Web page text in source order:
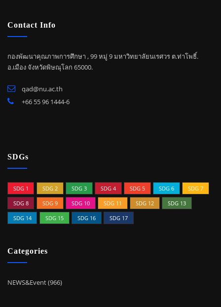
Contact Info
กองพัฒนาคุณภาพการศึกษา , 99 หมู่ 9 มหาวิทยาลัยนเรศวร ต.ท่าโพธิ์.
อ.เมือง จังหวัดพิษณุโลก 65000.
qad@nu.ac.th
+66 55 96 1444-6
SDGs
SDG 1 SDG 2 SDG 3 SDG 4 SDG 5 SDG 6
SDG 7
SDG 8
SDG 9 SDG 10 SDG 11 SDG 12
SDG 13
SDG 14
SDG 15 SDG 16 SDG 17
Categories
NEWS&Event (966)